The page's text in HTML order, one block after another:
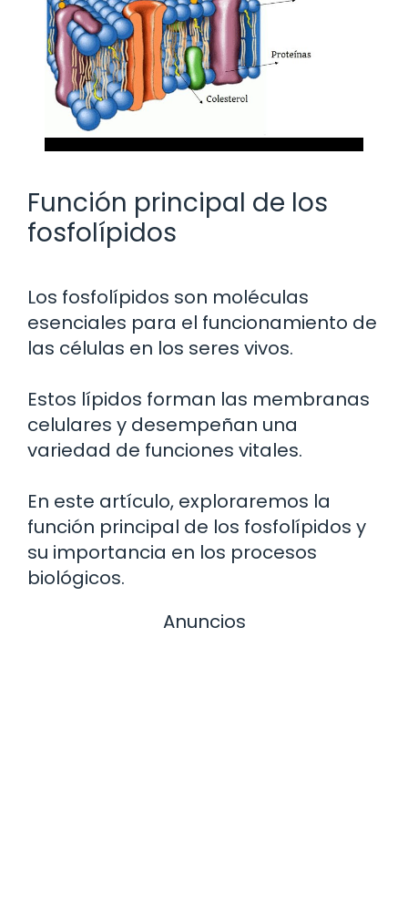
Función principal de los
fosfolípidos
Los fosfolípidos son moléculas
esenciales para el funcionamiento de
las células en los seres vivos.
Estos lípidos forman las membranas
celulares y desempeñan una
variedad de funciones vitales.
En este artículo, exploraremos la
función principal de los fosfolípidos y
su importancia en los procesos
biológicos.
Anuncios